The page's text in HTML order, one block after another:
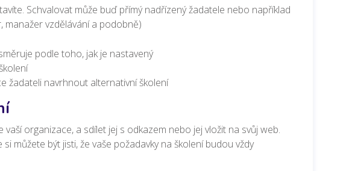
Schvalovat může buď přímý nadřízený žadatele nebo například
manažer vzdělávání a podobně)
podle toho, jak je nastavený
žadateli navrhnout alternativní školení
organizace, a sdílet jej s odkazem nebo jej vložit na svůj web.
můžete být jisti, že vaše požadavky na školení budou vždy